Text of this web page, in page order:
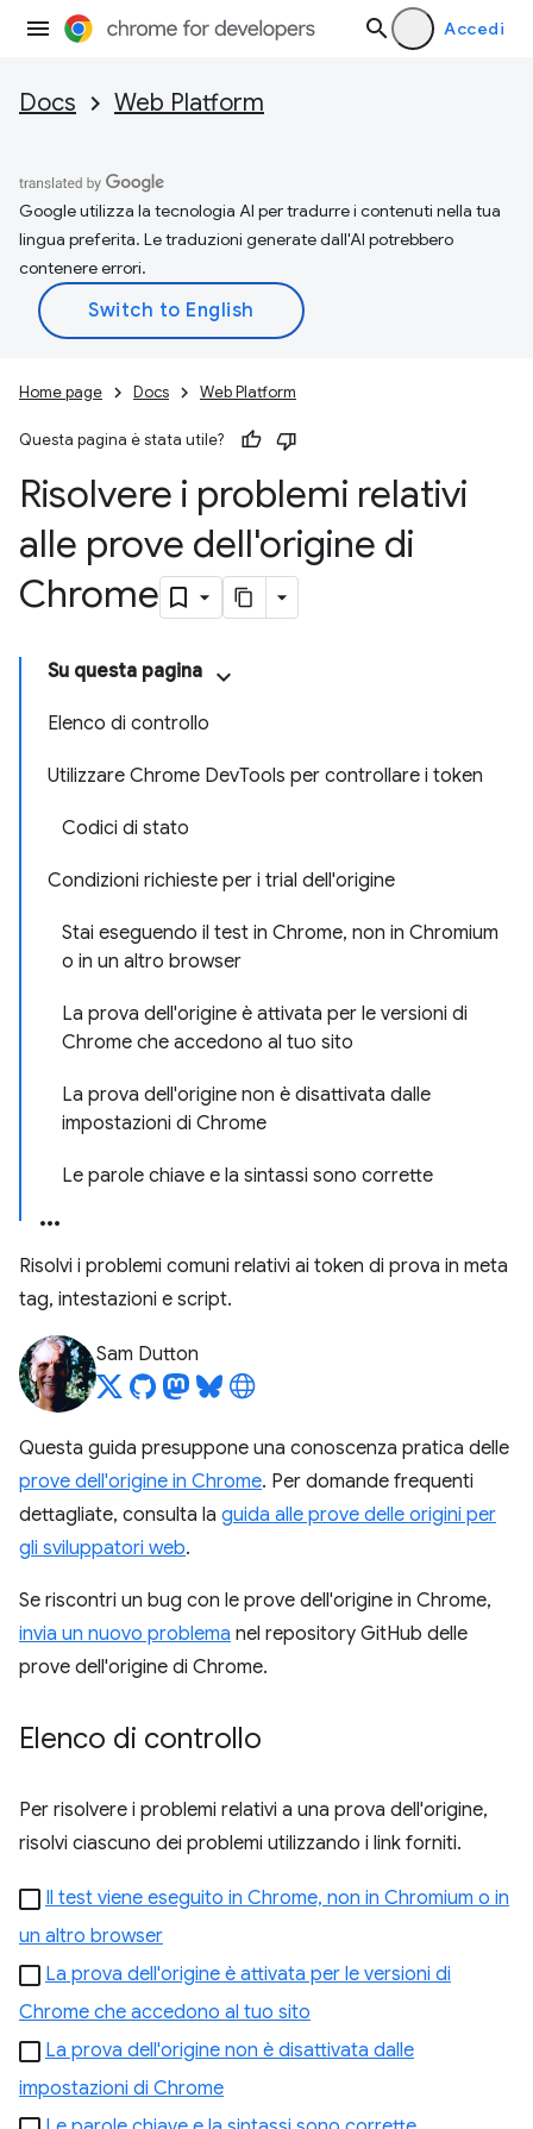
Accedi
Docs Web Platform
Google utilizza la tecnologia AI per tradurre i contenuti nella tua
lingua preferita. Le traduzioni generate dall'AI potrebbero
contenere errori.
Home page Docs Web Platform
Questa pagina è stata utile?
Risolvere i problemi relativi
alle prove dell'origine di
Chrome
Su questa pagina
Elenco di controllo
Utilizzare Chrome DevTools per controllare i token
Codici di stato
Condizioni richieste per i trial dell'origine
Stai eseguendo il test in Chrome, non in Chromium
o in un altro browser
La prova dell'origine è attivata per le versioni di
Chrome che accedono al tuo sito
La prova dell'origine non è disattivata dalle
impostazioni di Chrome
Le parole chiave e la sintassi sono corrette
Risolvi i problemi comuni relativi ai token di prova in meta
tag, intestazioni e script.
Sam Dutton
Questa guida presuppone una conoscenza pratica delle
prove dell'origine in Chrome. Per domande frequenti
dettagliate, consulta la guida alle prove delle origini per
gli sviluppatori web.
Se riscontri un bug con le prove dell'origine in Chrome,
invia un nuovo problema nel repository GitHub delle
prove dell'origine di Chrome.
Elenco di controllo
Per risolvere i problemi relativi a una prova dell'origine,
risolvi ciascuno dei problemi utilizzando i link forniti.
Il test viene eseguito in Chrome, non in Chromium o in
un altro browser
La prova dell'origine è attivata per le versioni di
Chrome che accedono al tuo sito
La prova dell'origine non è disattivata dalle
impostazioni di Chrome